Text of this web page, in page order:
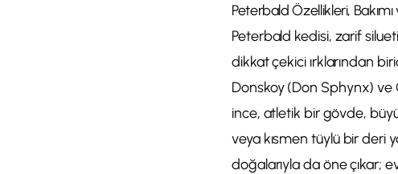
Peterbald Özellikleri,
Peterbald kedisi, zarif
dikkat çekici ırklarından
Donskoy (Don Sphynx) ve
ince, atletik bir gövde,
veya kısmen tüylü bir deri
doğalarıyla da öne çıkar;